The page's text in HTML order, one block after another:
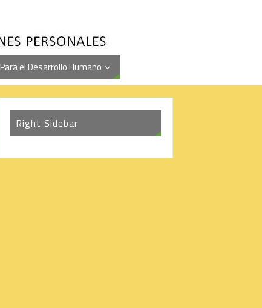
el Desarrollo Humano
Right Sidebar